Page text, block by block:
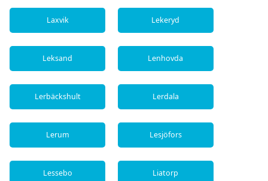
Laxvik Lekeryd
Leksand Lenhovda
Lerbäckshult Lerdala
Lerum Lesjöfors
Lessebo Liatorp